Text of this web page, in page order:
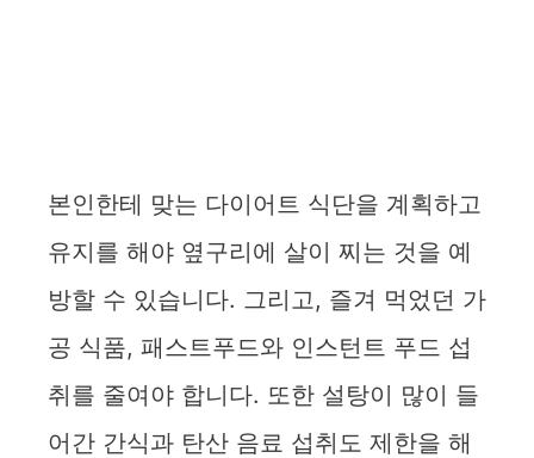
본인한테 맞는 다이어트 식단을 계획하고
유지를 해야 옆구리에 살이 찌는 것을 예
방할 수 있습니다. 그리고, 즐겨 먹었던 가
공 식품, 패스트푸드와 인스턴트 푸드 섭
취를 줄여야 합니다. 또한 설탕이 많이 들
어간 간식과 탄산 음료 섭취도 제한을 해